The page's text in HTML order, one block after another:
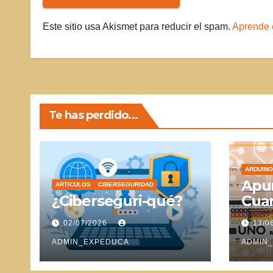
Este sitio usa Akismet para reducir el spam. Aprende
Te has perdido...
ARTICULOS CIBERSEGURIDAD
¿Ciberseguri-qué?
02/07/2026
ADMIN_EXPEDUCA
ARDUINO
13/